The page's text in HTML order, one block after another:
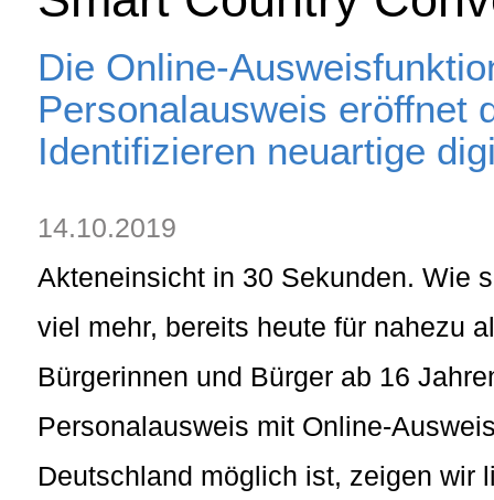
Die Online-
Personalausweis eröffnet
Identifizieren neuartige
14.10.2019
Akteneinsicht in 30 Sekunden. Wie
viel mehr, bereits heute für nahezu
Bürgerinnen und Bürger ab 16
Personalausweis mit Online-
Deutschland möglich ist, zeigen wir